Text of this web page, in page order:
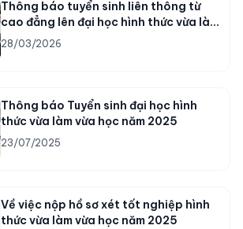
Thông báo tuyển sinh liên thông từ
cao đẳng lên đại học hình thức vừa làm
vừa học năm 2026
28/03/2026
Thông báo Tuyển sinh đại học hình
thức vừa làm vừa học năm 2025
23/07/2025
Về việc nộp hồ sơ xét tốt nghiệp hình
thức vừa làm vừa học năm 2025